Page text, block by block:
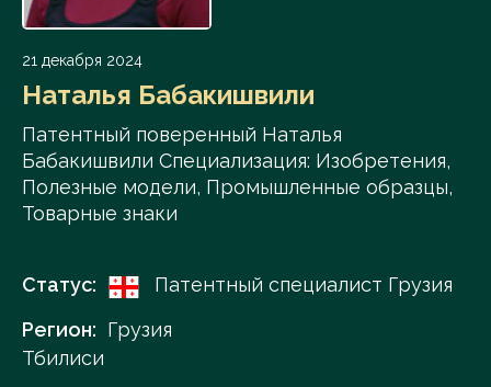
21 декабря 2024
Наталья Бабакишвили
Патентный поверенный Наталья
Бабакишвили Специализация: Изобретения,
Полезные модели, Промышленные образцы,
Товарные знаки
Статус:
Патентный специалист Грузия
Регион: Грузия
Тбилиси